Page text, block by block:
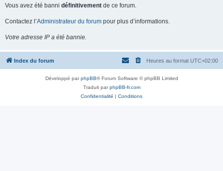
e
Vous avez été banni définitivement de ce forum.
Contactez l’Administrateur du forum pour plus d’informations.
Votre adresse IP a été bannie.
Index du forum Heures au format UTC+02:00
Développé parphpBB® Forum Software © phpBB Limited
Traduit parphpBB-fr.com
Confidentialité | Conditions